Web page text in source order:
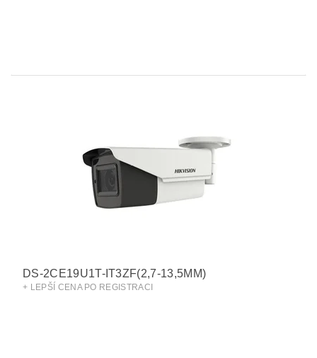
DS-2CE19U1T-IT3ZF(2,7-13,5MM)
+ LEPŠÍ CENA PO REGISTRACI